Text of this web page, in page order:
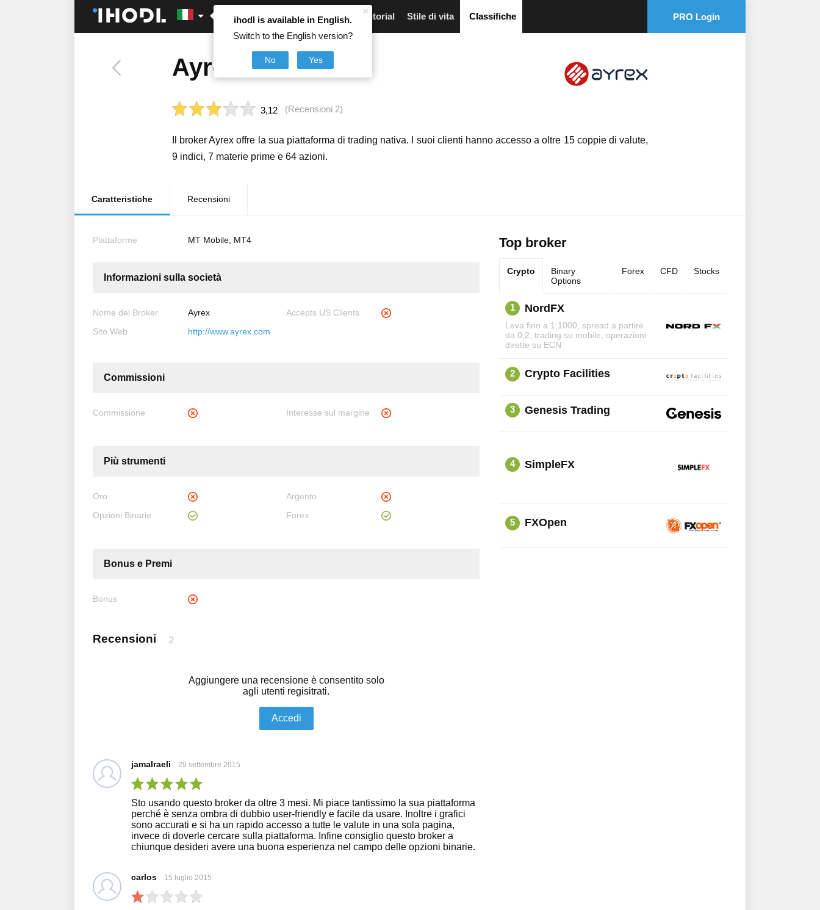
×
ihodl is available in English.
Switch to the English version?
No Yes
Articoli Notizie Tutorial Stile di vita Classifiche PRO Login
Ayrex
3,12 (Recensioni 2)
Il broker Ayrex offre la sua piattaforma di trading nativa. I suoi clienti hanno accesso a oltre 15 coppie di valute,
9 indici, 7 materie prime e 64 azioni.
Caratteristiche Recensioni
Piattaforme MT Mobile, MT4
Informazioni sulla società
Nome del Broker Ayrex
Accepts US Clients
Sito Web
http://www.ayrex.com
Commissioni
Commissione Interesse sul margine
Più strumenti
Oro
Argento
Opzioni Binarie
Forex
Bonus e Premi
Bonus
Recensioni 2
Aggiungere una recensione è consentito solo
agli utenti regisitrati.
Accedi
jamalraeli 29 settembre 2015
Sto usando questo broker da oltre 3 mesi. Mi piace tantissimo la sua piattaforma
perché è senza ombra di dubbio user-friendly e facile da usare. Inoltre i grafici
sono accurati e si ha un rapido accesso a tutte le valute in una sola pagina,
invece di doverle cercare sulla piattaforma. Infine consiglio questo broker a
chiunque desideri avere una buona esperienza nel campo delle opzioni binarie.
carlos 15 luglio 2015
Top broker
Crypto
Binary
Options
Forex CFD Stocks
1 NordFX
Leva fino a 1:1000, spread a partire
da 0,2, trading su mobile, operazioni
dirette su ECN
2 Crypto Facilities
3 Genesis Trading
4 SimpleFX
5 FXOpen